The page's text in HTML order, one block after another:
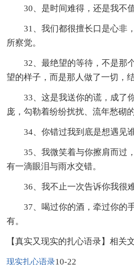
30、是时间难得，还是我不
31、我们都很擅长口是心非
所察觉。
32、最绝望的等待，不是那
望的样子，而是那人做了一切，
33、这是我送你的谎，成了
庞，勾勒着纷纷扰扰、流年愁砌的
34、你错过我到底是想遇见
35、我微笑着与你擦肩而过
有一滴眼泪与雨水交错。
36、我不止一次告诉你我很
37、喝过你的酒，牵过你的
有。
【真实又现实的扎心语录】相关
现实扎心语录10-22